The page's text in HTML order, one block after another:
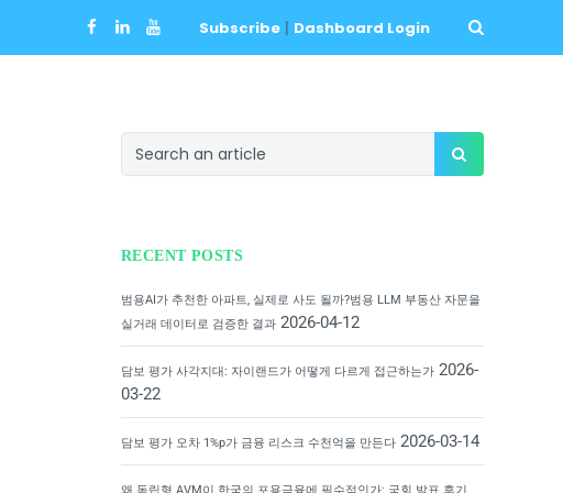
Subscribe | Dashboard Login
RECENT POSTS
범용AI가 추천한 아파트, 실제로 사도 될까?범용 LLM 부동산 자문을
실거래 데이터로 검증한 결과 2026-04-12
담보 평가 사각지대: 자이랜드가 어떻게 다르게 접근하는가 2026-
03-22
담보 평가 오차 1%p가 금융 리스크 수천억을 만든다 2026-03-14